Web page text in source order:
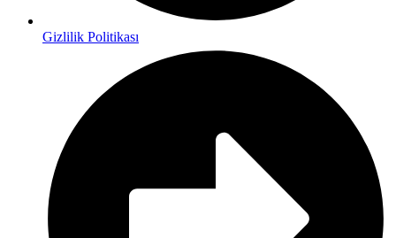
Gizlilik Politikası